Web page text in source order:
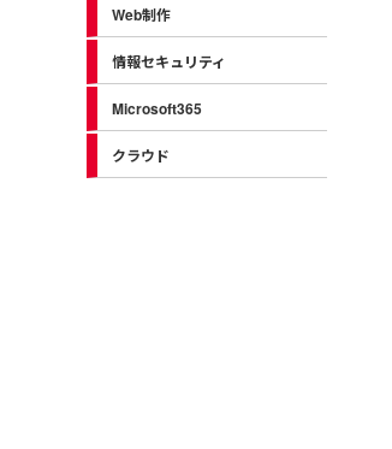
Web制作
情報セキュリティ
Microsoft365
クラウド